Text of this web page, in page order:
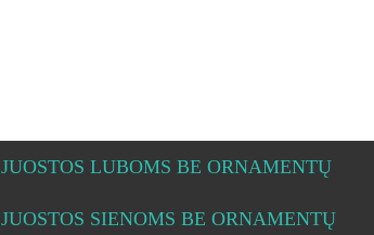
JUOSTOS LUBOMS BE ORNAMENTŲ
JUOSTOS SIENOMS BE ORNAMENTŲ